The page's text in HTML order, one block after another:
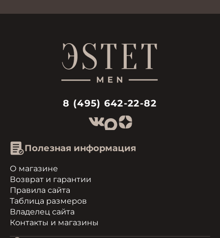
8 (495) 642-22-82
Полезная информация
О магазине
Возврат и гарантии
Правила сайта
Таблица размеров
Владелец сайта
Контакты и магазины